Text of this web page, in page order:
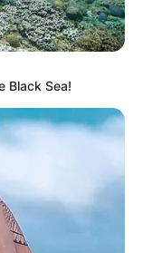
Black Sea!